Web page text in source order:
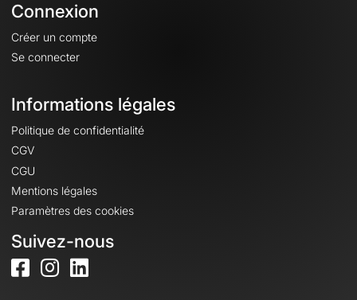
Connexion
Créer un compte
Se connecter
Informations légales
Politique de confidentialité
CGV
CGU
Mentions légales
Paramètres des cookies
Suivez-nous